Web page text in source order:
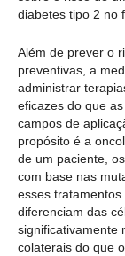
diabetes tipo 2 no
Além de prever o
preventivas, a
administrar
eficazes do que
campos de
propósito é a
de um paciente,
com base nas
esses
diferenciam das
significativamente
colaterais do que